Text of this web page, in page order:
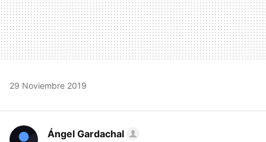
29 Noviembre 2019
Ángel Gardachal